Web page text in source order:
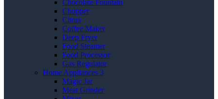
Chocolate Fountain
Chopper
Citrus
Coffee Maker
Deep Fryer
Food Steamer
Food Processor
Gas Regulator
Home Appliances 3
Magic Jar
Meat Grinder